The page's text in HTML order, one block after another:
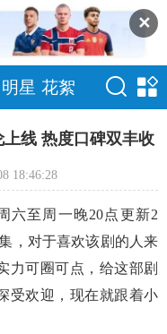
✕
明星 花絮
线 热度口碑双丰收
18:46:28
六至周一晚20点更新2
，对于喜欢该剧的人来
力可圈可点，给这部剧
受欢迎，现在就跟着小